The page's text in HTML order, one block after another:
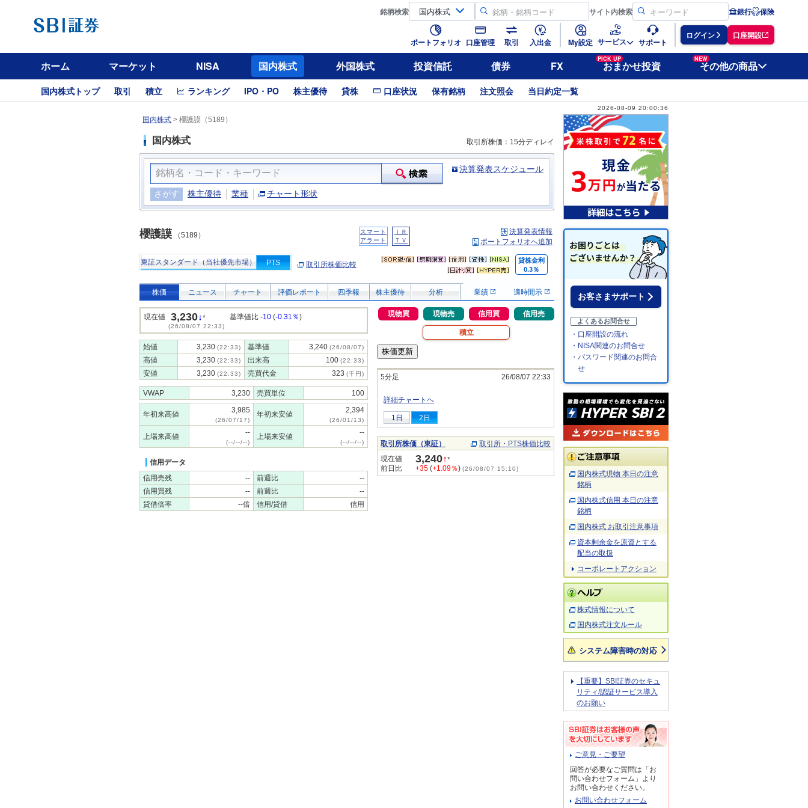
銘柄検索 サイト内検索 銀行 保険
ポートフォリオ 口座管理 取引 入出金 My設定 サービス サポート
ログイン 口座開設
ホーム マーケット NISA 国内株式 外国株式 投資信託 債券 FX
PICK UP
おまかせ投資
NEW
その他の商品
国内株式トップ 取引 積立 ランキング IPO・PO 株主優待 貸株 口座状況 保有銘柄 注文照会 当日約定一覧
2026-08-09 20:00:36
国内株式 > 櫻護謨（5189）
国内株式 取引所株価：15分ディレイ
決算発表スケジュール
さがす 株主優待 業種 チャート形状
櫻護謨 （5189）
スマート
アラート
ＩＲ
ＴＶ
決算発表情報
ポートフォリオへ追加
東証スタンダード（当社優先市場） PTS 取引所株価比較
貸株金利
0.3％
株価 ニュース チャート 評価レポート 四季報 株主優待 分析 業績 適時開示
現在値 3,230↓*
(26/08/07 22:33)
基準値比 -10 (-0.31％)
始値 3,230 (22:33) 基準値 3,240 (26/08/07)
高値 3,230 (22:33) 出来高 100 (22:33)
安値 3,230 (22:33) 売買代金 323 (千円)
VWAP 3,230 売買単位 100
年初来高値 3,985
(26/07/17)
年初来安値 2,394
(26/01/13)
上場来高値 --
(--/--/--)
上場来安値 --
(--/--/--)
信用データ
信用売残
-- 前週比
--
信用買残
-- 前週比
--
貸借倍率
--倍 信用/貸借 信用
現物買 現物売 信用買 信用売
積立
5分足 26/08/07 22:33
詳細チャートへ
1日 2日
取引所株価（東証）
取引所・PTS株価比較
現在値
3,240↑*
前日比
+35 (+1.09％) (26/08/07 15:10)
お客さまサポート
よくあるお問合せ
・口座開設の流れ
・NISA関連のお問合せ
・パスワード関連のお問合
せ
国内株式現物 本日の注意
銘柄
国内株式信用 本日の注意
銘柄
国内株式 お取引注意事項
資本剰余金を原資とする
配当の取扱
コーポレートアクション
株式情報について
国内株式注文ルール
システム障害時の対応
【重要】SBI証券のセキュ
リティ/認証サービス導入
のお願い
ご意見・ご要望
回答が必要なご質問は「お
問い合わせフォーム」より
お問い合わせください。
お問い合わせフォーム